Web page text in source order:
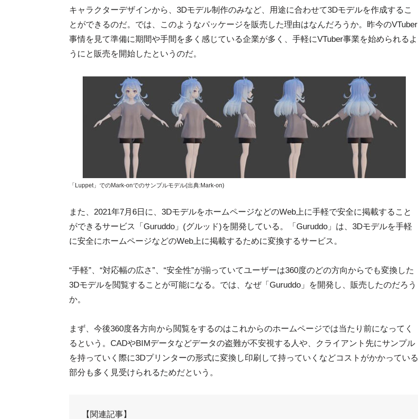
キャラクターデザインから、3Dモデル制作のみなど、用途に合わせて3Dモデルを作成するこ
とができるのだ。では、このようなパッケージを販売した理由はなんだろうか。昨今のVTuber
事情を見て準備に期間や手間を多く感じている企業が多く、手軽にVTuber事業を始められるよ
うにと販売を開始したというのだ。
「Luppet」でのMark-onでのサンプルモデル(出典:Mark-on)
また、2021年7月6日に、3DモデルをホームページなどのWeb上に手軽で安全に掲載すること
ができるサービス「Guruddo」(グルッド)を開発している。「Guruddo」は、3Dモデルを手軽
に安全にホームページなどのWeb上に掲載するために変換するサービス。
“手軽”、“対応幅の広さ”、“安全性”が揃っていてユーザーは360度のどの方向からでも変換した
3Dモデルを閲覧することが可能になる。では、なぜ「Guruddo」を開発し、販売したのだろう
か。
まず、今後360度各方向から閲覧をするのはこれからのホームページでは当たり前になってく
るという。CADやBIMデータなどデータの盗難が不安視する人や、クライアント先にサンプル
を持っていく際に3Dプリンターの形式に変換し印刷して持っていくなどコストがかかっている
部分も多く見受けられるためだという。
【関連記事】